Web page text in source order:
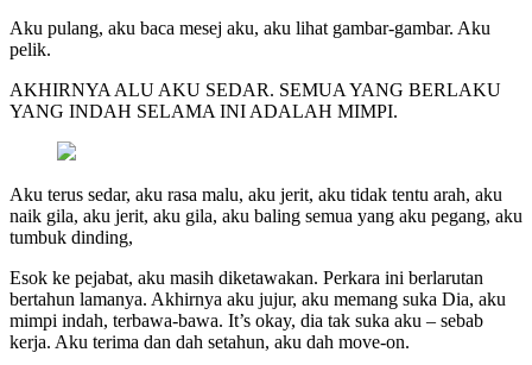
Aku pulang, aku baca mesej aku, aku lihat gambar-gambar. Aku
pelik.
AKHIRNYA ALU AKU SEDAR. SEMUA YANG BERLAKU
YANG INDAH SELAMA INI ADALAH MIMPI.
Aku terus sedar, aku rasa malu, aku jerit, aku tidak tentu arah, aku
naik gila, aku jerit, aku gila, aku baling semua yang aku pegang, aku
tumbuk dinding,
Esok ke pejabat, aku masih diketawakan. Perkara ini berlarutan
bertahun lamanya. Akhirnya aku jujur, aku memang suka Dia, aku
mimpi indah, terbawa-bawa. It’s okay, dia tak suka aku – sebab
kerja. Aku terima dan dah setahun, aku dah move-on.